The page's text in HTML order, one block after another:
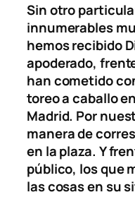
Sin otro
innumerables
hemos recibido
apoderado,
han cometido
toreo a caballo
Madrid. Por
manera de
en la plaza. Y
público, los que
las cosas en su